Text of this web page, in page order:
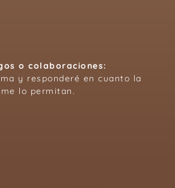
o colaboraciones:
y responderé en cuanto la
lo permitan.